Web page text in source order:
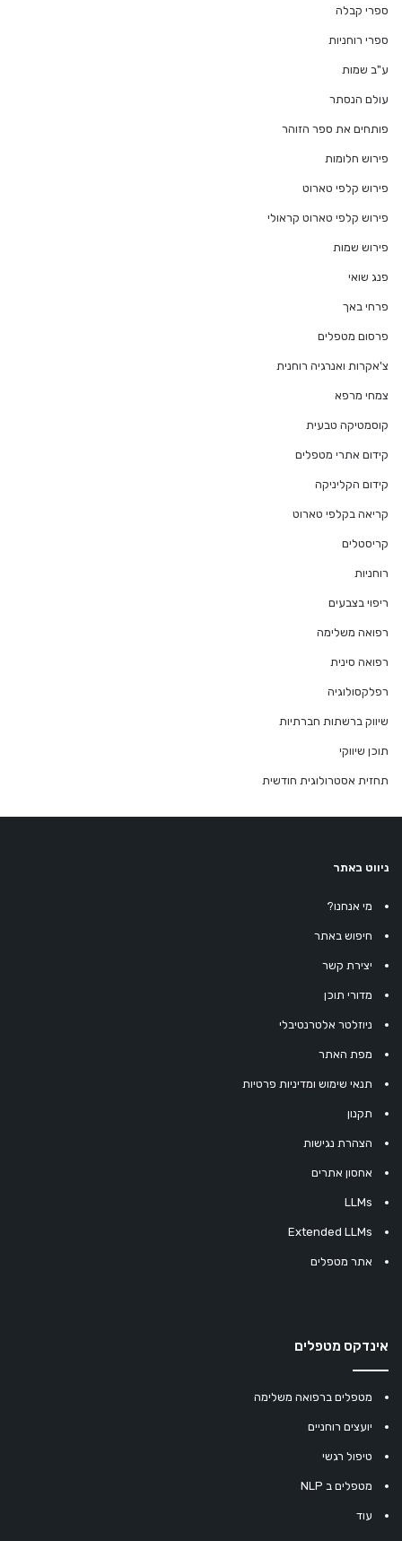
ספרי קבלה
ספרי רוחניות
ע"ב שמות
עולם הנסתר
פותחים את ספר הזוהר
פירוש חלומות
פירוש קלפי טארוט
פירוש קלפי טארוט קראולי
פירוש שמות
פנג שואי
פרחי באך
פרסום מטפלים
צ'אקרות ואנרגיה רוחנית
צמחי מרפא
קוסמטיקה טבעית
קידום אתרי מטפלים
קידום הקליניקה
קריאה בקלפי טארוט
קריסטלים
רוחניות
ריפוי בצבעים
רפואה משלימה
רפואה סינית
רפלקסולוגיה
שיווק ברשתות חברתיות
תוכן שיווקי
תחזית אסטרולוגית חודשית
ניווט באתר
מי אנחנו?
חיפוש באתר
יצירת קשר
מדורי תוכן
ניוזלטר אלטרנטיבלי
מפת האתר
תנאי שימוש ומדיניות פרטיות
תקנון
הצהרת נגישות
אחסון אתרים
LLMs
Extended LLMs
אתר מטפלים
אינדקס מטפלים
מטפלים ברפואה משלימה
יועצים רוחניים
טיפול רגשי
מטפלים ב NLP
עוד